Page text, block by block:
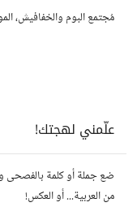
مُجتمع البوم والخفافيش،
علّمني لهجتك!
ضع جملة أو كلمة بالفصحى
من العربية... أو العكس!